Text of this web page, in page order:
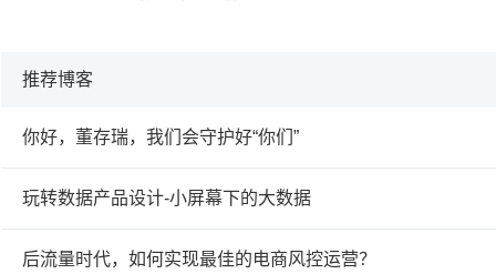
推荐博客
你好，董存瑞，我们会守护好“你们”
玩转数据产品设计-小屏幕下的大数据
后流量时代，如何实现最佳的电商风控运营？